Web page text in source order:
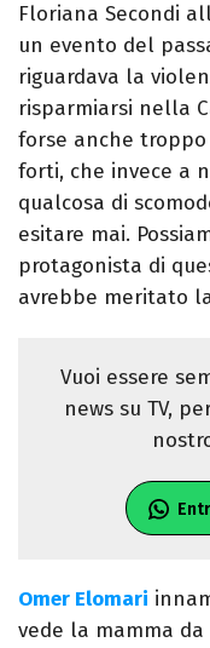
Floriana Secondi
un evento del
riguardava la
risparmiarsi nella
forse anche
forti, che invece a
qualcosa di
esitare mai.
protagonista di
avrebbe meritato
Vuoi essere
news su TV,
Omer Elomari
vede la mamma